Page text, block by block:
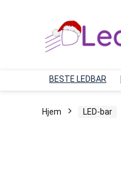
BESTE LEDBAR
Hjem LED-bar